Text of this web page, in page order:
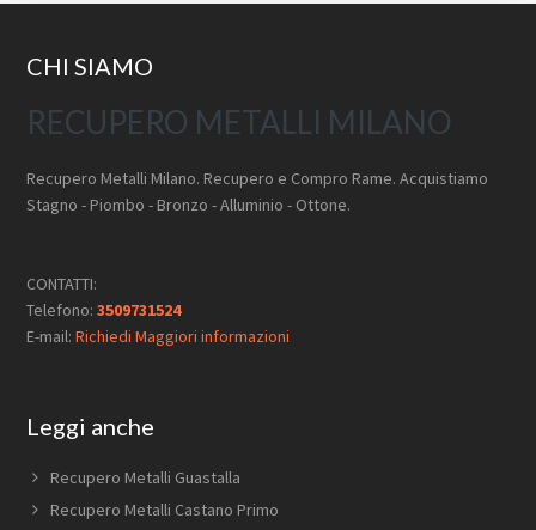
Footer
CHI SIAMO
RECUPERO METALLI MILANO
Recupero Metalli Milano. Recupero e Compro Rame. Acquistiamo
Stagno - Piombo - Bronzo - Alluminio - Ottone.
CONTATTI:
Telefono:3509731524
E-mail:Richiedi Maggiori informazioni
Leggi anche
Recupero Metalli Guastalla
Recupero Metalli Castano Primo